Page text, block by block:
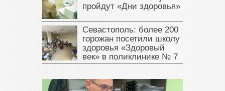
пройдут «Дни здоровья»
Севастополь: более 200
горожан посетили школу
здоровья «Здоровый
век» в поликлинике № 7